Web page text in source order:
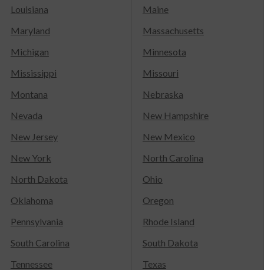
Louisiana
Maine
Maryland
Massachusetts
Michigan
Minnesota
Mississippi
Missouri
Montana
Nebraska
Nevada
New Hampshire
New Jersey
New Mexico
New York
North Carolina
North Dakota
Ohio
Oklahoma
Oregon
Pennsylvania
Rhode Island
South Carolina
South Dakota
Tennessee
Texas